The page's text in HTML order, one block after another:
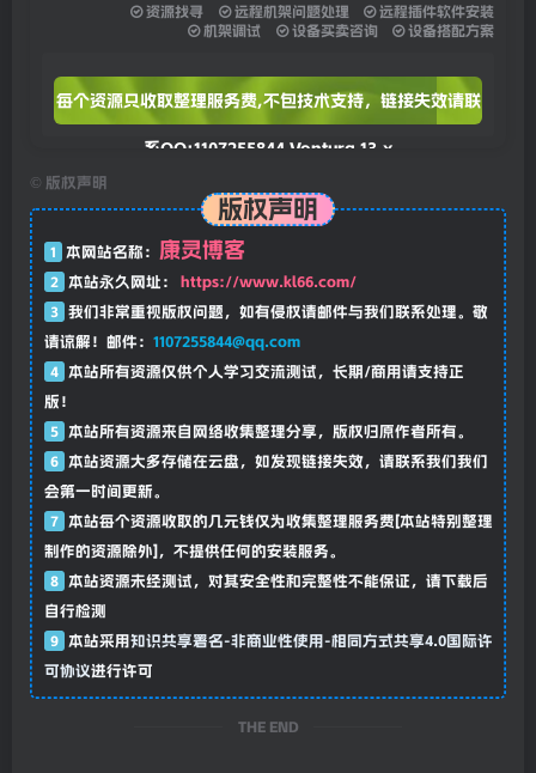
资源找寻 远程机架问题处理
远程插件软件安装
机架调试
设备买卖咨询 设备搭配方案
每个资源只收取整理服务费,不包技术支持，链接失效请联
系QQ:1107255844 Ventura 13.x
© 版权声明
版权声明
1 本网站名称： 康灵博客
2 本站永久网址： https://www.kl66.com/
3 我们非常重视版权问题，如有侵权请邮件与我们联系处理。敬
请谅解！邮件： 1107255844@qq.com
4
本站所有资源仅供个人学习交流测试，长期/商用请支持正
版！
5
本站所有资源来自网络收集整理分享，版权归原作者所有。
6
本站资源大多存储在云盘，如发现链接失效，请联系我们我们
会第一时间更新。
7
本站每个资源收取的几元钱仅为收集整理服务费[本站特别整理
制作的资源除外]，不提供任何的安装服务。
8
本站资源未经测试，对其安全性和完整性不能保证，请下载后
自行检测
9
本站采用知识共享署名-非商业性使用-相同方式共享4.0国际许
可协议进行许可
THE END